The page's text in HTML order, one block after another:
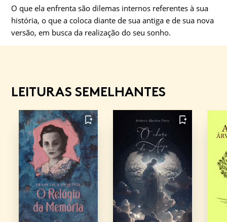
O que ela enfrenta são dilemas internos referentes à sua
história, o que a coloca diante de sua antiga e de sua nova
versão, em busca da realização do seu sonho.
LEITURAS SEMELHANTES
FAVORITO FAVORITO